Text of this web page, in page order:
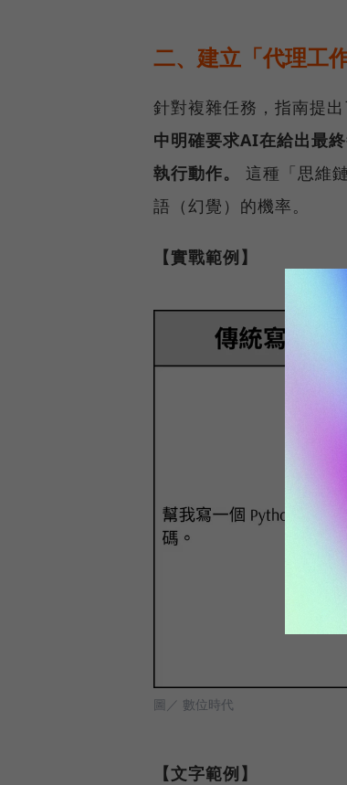
二、建立「代理工
針對複雜任務，指南提
中明確要求AI在給出最
執行動作。
這種「思維
語（幻覺）的機率。
【實戰範例】
圖／ 數位時代
【文字範例】